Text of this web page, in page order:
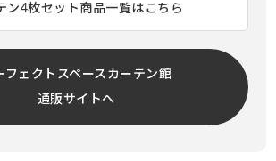
ン4枚セット商品一覧はこちら
フェクトスペースカーテン館
通販サイトへ